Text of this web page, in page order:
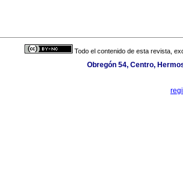
Todo el contenido de esta revista,
Obregón 54, Centro,